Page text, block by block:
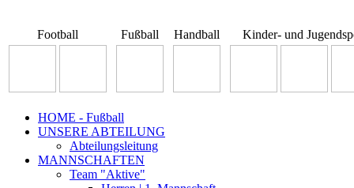
Football Fußball Handball Kinder- und
HOME - Fußball
UNSERE ABTEILUNG
Abteilungsleitung
MANNSCHAFTEN
Team "Aktive"